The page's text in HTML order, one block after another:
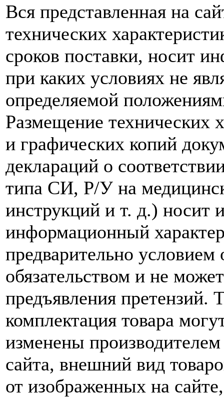
Вся представленная на
технических
сроков поставки, носит
при каких условиях не
определяемой
Размещение технических
и графических копий
деклараций о
типа СИ, Р/У на
инструкций и т. д.) носит
информационный
предварительно условием
обязательством и не
предъявления претензий.
комплектация товара
изменены производителем
сайта, внешний вид
от изображенных на